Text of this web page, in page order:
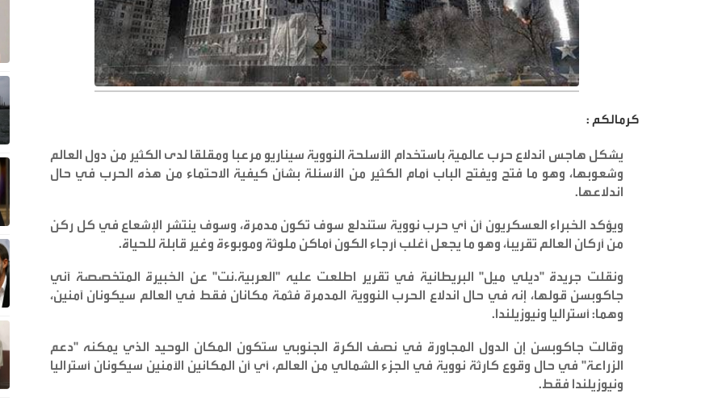
كرمالكم :
يشكل هاجس اندلاع حرب عالمية باستخدام الأسلحة النووية سيناريو مرعبا ومقلقا لدى الكثير من دول العالم
وشعوبها، وهو ما فتح ويفتح الباب أمام الكثير من الأسئلة بشأن كيفية الاحتماء من هذه الحرب في حال
اندلاعها.
ويؤكد الخبراء العسكريون أن أي حرب نووية ستندلع سوف تكون مدمرة، وسوف ينتشر الإشعاع في كل ركن
من أركان العالم تقريباً، وهو ما يجعل أغلب أرجاء الكون أماكن ملوثة وموبوءة وغير قابلة للحياة.
ونقلت جريدة "ديلي ميل" البريطانية في تقرير اطلعت عليه "العربية.نت" عن الخبيرة المتخصصة آني
جاكوبسن قولها، إنه في حال اندلاع الحرب النووية المدمرة فثمة مكانان فقط في العالم سيكونان آمنين،
وهما: أستراليا ونيوزيلندا.
وقالت جاكوبسن إن الدول المجاورة في نصف الكرة الجنوبي ستكون المكان الوحيد الذي يمكنه "دعم
الزراعة" في حال وقوع كارثة نووية في الجزء الشمالي من العالم، أي أن المكانين الآمنين سيكونان أستراليا
ونيوزيلندا فقط.